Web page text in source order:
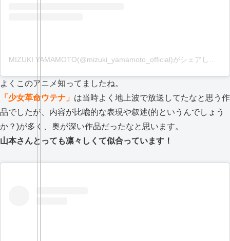
よくこのアニメ知ってましたね。
「少女革命ウテナ」 は当時よく地上波で放送してたなと思う作
品でしたが、内容が比喩的な表現や叙述(的というんでしょう
か？)が多く、奥が深い作品だったなと思います。
山本さんとっても凛々しくて似合っています！